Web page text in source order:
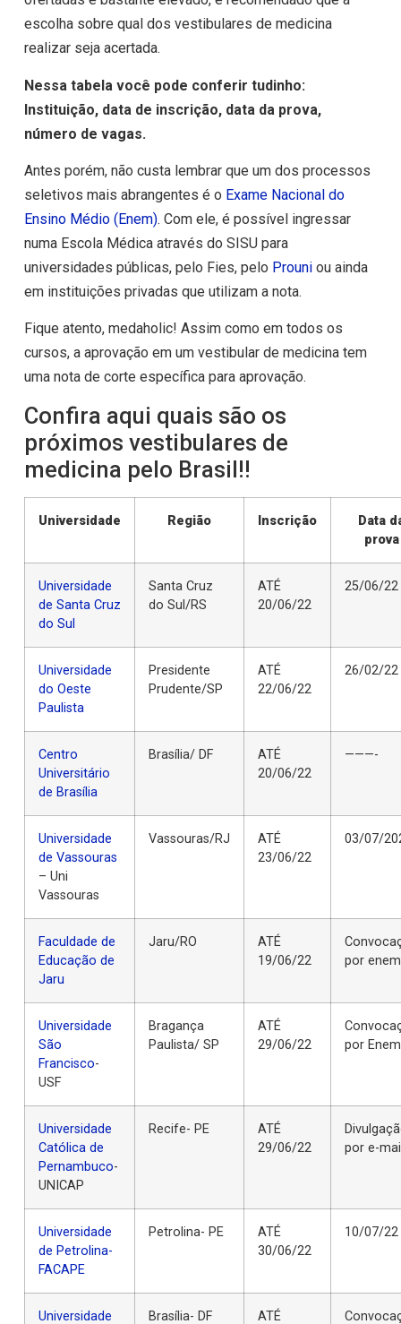
escolha sobre qual dos vestibulares de medicina
realizar seja acertada.
Nessa tabela você pode conferir tudinho:
Instituição, data de inscrição, data da prova,
número de vagas.
Antes porém, não custa lembrar que um dos processos
seletivos mais abrangentes é o Exame Nacional do
Ensino Médio (Enem). Com ele, é possível ingressar
numa Escola Médica através do SISU para
universidades públicas, pelo Fies, pelo Prouniou ainda
em instituições privadas que utilizam a nota.
Fique atento, medaholic! Assim como em todos os
cursos, a aprovação em um vestibular de medicina tem
uma nota de corte específica para aprovação.
Confira aqui quais são os
próximos vestibulares de
medicina pelo Brasil!!
Universidade Região Inscrição
Data
prova
Universidade
de Santa Cruz
do Sul
Santa Cruz
do Sul/RS
ATÉ
20/06/22
25/06/22
Universidade
do Oeste
Paulista
Presidente
Prudente/SP
ATÉ
22/06/22
26/02/22
Centro
Universitário
de Brasília
Brasília/ DF
ATÉ
20/06/22
———-
Universidade
de Vassouras
– Uni
Vassouras
Vassouras/RJ
ATÉ
23/06/22
03/07/
Faculdade de
Educação de
Jaru
Jaru/RO
ATÉ
19/06/22
por enem
Universidade
São
Francisco-
USF
Bragança
Paulista/ SP
ATÉ
29/06/22
por
Universidade
Católica de
Pernambuco-
UNICAP
Recife- PE
ATÉ
29/06/22
por e-
Universidade
de Petrolina-
FACAPE
Petrolina- PE
ATÉ
30/06/22
10/07/22
Universidade
Brasília- DF
ATÉ